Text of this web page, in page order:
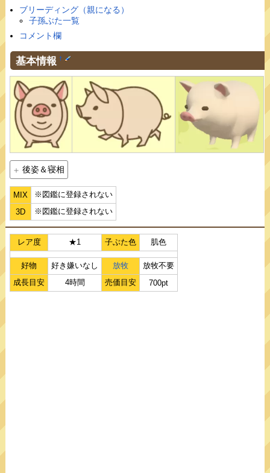
ブリーディング（親になる）
子孫ぶた一覧
コメント欄
基本情報 †
後姿＆寝相
MIX
※図鑑に登録されない
3D
※図鑑に登録されない
レア度 ★1 子ぶた色 肌色
好物 好き嫌いなし 放牧
放牧不要
成長目安
4時間 売価目安 700pt